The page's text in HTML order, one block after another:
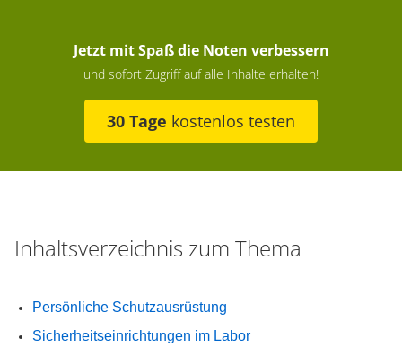
Jetzt mit Spaß die Noten verbessern
und sofort Zugriff auf alle Inhalte erhalten!
30 Tage kostenlos testen
Inhaltsverzeichnis zum Thema
Persönliche Schutzausrüstung
Sicherheitseinrichtungen im Labor